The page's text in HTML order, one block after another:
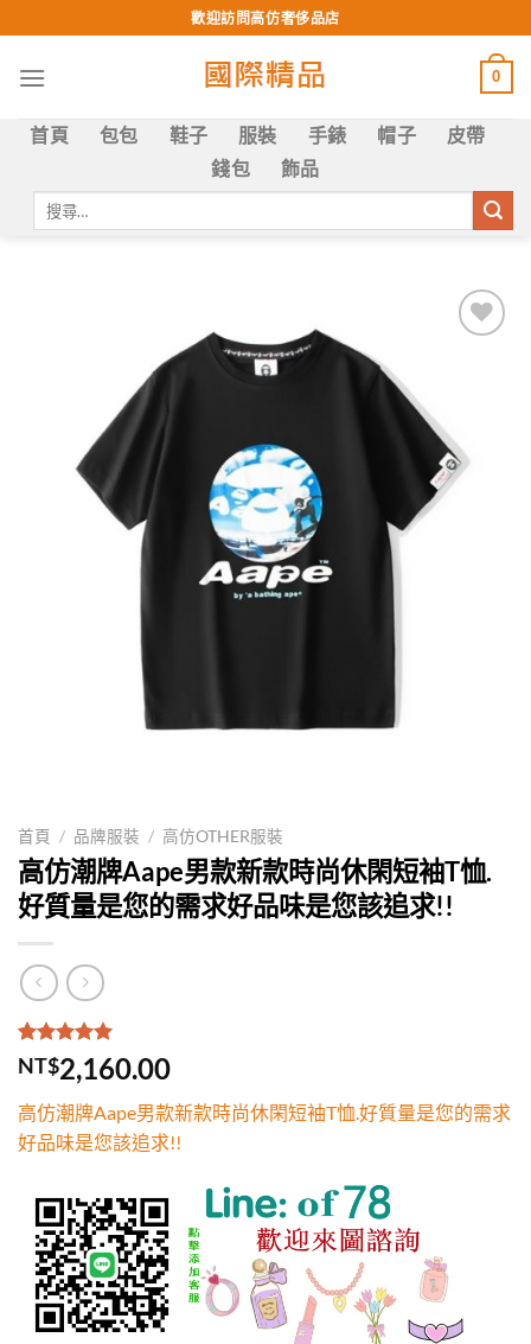
to
content
歡迎訪問高仿奢侈品店
0
首頁 包包 鞋子 服裝 手錶 帽子
皮帶
錢包
飾品
首頁 / 品牌服裝 / 高仿OTHER服裝
高仿潮牌Aape男款新款時尚休閑短袖T恤.
好質量是您的需求好品味是您該追求!!
評分5.00 /
5，已有
1
位
分
NT$2,160.00
高仿潮牌Aape男款新款時尚休閑短袖T恤.好質量是您的需求
好品味是您該追求!!